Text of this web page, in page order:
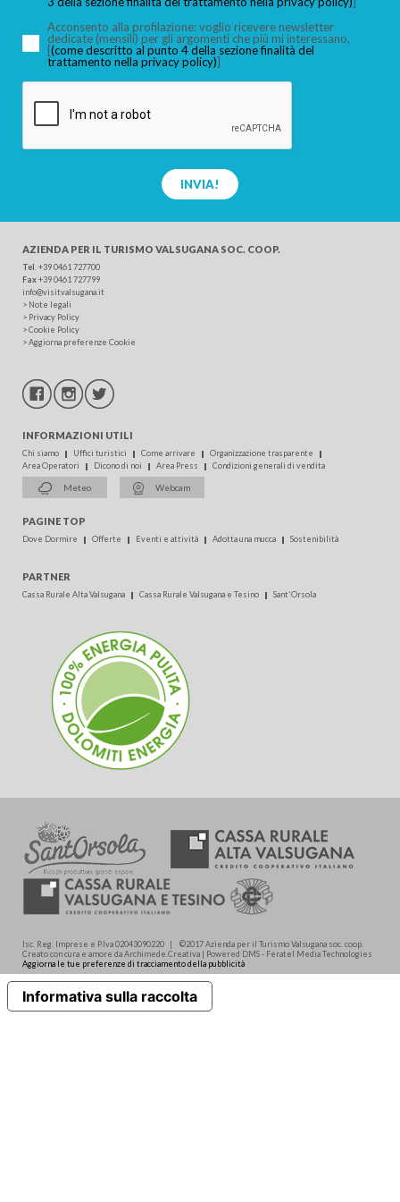
GHIACCIO!
Non solo brividi sulle cascate di ghiaccio. L'arrampicata su
ghiaccio, disciplina che sta guadagnando sempre maggiore
successo negli ultimi anni, è uno sport adatto per coloro che
sono alla ricerca di un'esperienza davvero unica, un contatto
con la natura che solo i più coraggiosi possono ottenere.
indescrivibili è assicurato, se si basano sull'aiuto di una guida
Acconsento alla profilazione: voglio ricevere newsletter
dedicate (mensili) per gli argomenti che più mi interessano,
[(come descritto al punto 4 della sezione finalità del
trattamento nella privacy policy)]
INVIA!
AZIENDA PER IL TURISMO VALSUGANA SOC. COOP.
Tel +39 0461 727700
Fax+39 0461 727799
info@visitvalsugana.it
> Note legali
> Privacy Policy
>Cookie Policy
>Aggiorna preferenze Cookie
INFORMAZIONI UTILI
Chi siamo Uffici turistici Come arrivare
Organizzazione trasparente
Area Operatori
Dicono di noi Area Press Condizioni generali di vendita
Meteo Webcam
PAGINE TOP
Dove Dormire Offerte Eventi e attività Adotta una mucca Sostenibilità
PARTNER
Cassa Rurale Alta Valsugana Cassa Rurale Valsugana e Tesino Sant'Orsola
Isc. Reg. Imprese e P.Iva 02043090220 | ©2017 Azienda per il Turismo Valsugana soc. coop.
Creato con cura e amore da Archimede.Creativa | Powered DMS - Feratel Media Technologies
Aggiorna le tue preferenze di tracciamento della pubblicità
Informativa sulla raccolta